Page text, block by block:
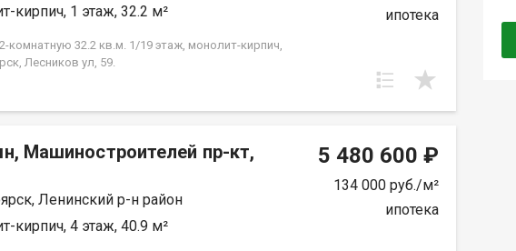
кирпич, 1 этаж, 32.2 м²
комнатную 32.2 кв.м. 1/19 этаж, монолит-кирпич,
Лесников ул, 59.
ипотека
Машиностроителей пр-кт,
Ленинский р-н район
кирпич, 4 этаж, 40.9 м²
5 480 600 ₽
134 000 руб./м²
ипотека